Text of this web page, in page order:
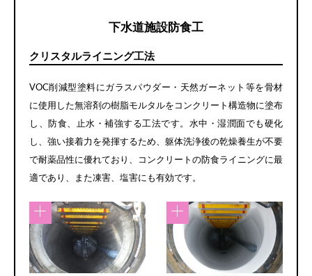
下水道施設防食工
クリスタルライニング工法
VOC削減型塗料にガラスパウダー・天然ガーネット等を骨材
に使用した無溶剤の樹脂モルタルをコンクリート構造物に塗布
し、防食、止水・補強する工法です。水中・湿潤面でも硬化
し、強い接着力を発揮するため、躯体洗浄後の乾燥養生が不要
で耐薬品性に優れており、コンクリートの防食ライニングに最
適であり、また凍害、塩害にも有効です。